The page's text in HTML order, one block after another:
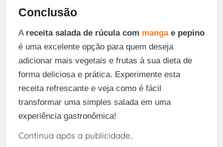
Conclusão
A receita salada de rúcula com manga e pepino
é uma excelente opção para quem deseja
adicionar mais vegetais e frutas à sua dieta de
forma deliciosa e prática. Experimente esta
receita refrescante e veja como é fácil
transformar uma simples salada em uma
experiência gastronômica!
Continua após a publicidade..